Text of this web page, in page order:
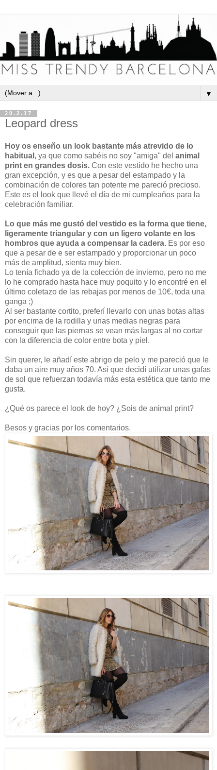
▼
20.2.17
Leopard dress
Hoy os enseño un look bastante más atrevido de lo
habitual, ya que como sabéis no soy "amiga" del animal
print en grandes dosis. Con este vestido he hecho una
gran excepción, y es que a pesar del estampado y la
combinación de colores tan potente me pareció precioso.
Este es el look que llevé el día de mi cumpleaños para la
celebración familiar.
Lo que más me gustó del vestido es la forma que tiene,
ligeramente triangular y con un ligero volante en los
hombros que ayuda a compensar la cadera. Es por eso
que a pesar de e ser estampado y proporcionar un poco
más de amplitud, sienta muy bien.
Lo tenía fichado ya de la colección de invierno, pero no me
lo he comprado hasta hace muy poquito y lo encontré en el
último coletazo de las rebajas por menos de 10€, toda una
ganga ;)
Al ser bastante cortito, preferí llevarlo con unas botas altas
por encima de la rodilla y unas medias negras para
conseguir que las piernas se vean más largas al no cortar
con la diferencia de color entre bota y piel.
Sin querer, le añadí este abrigo de pelo y me pareció que le
daba un aire muy años 70. Así que decidí utilizar unas gafas
de sol que refuerzan todavía más esta estética que tanto me
gusta.
¿Qué os parece el look de hoy? ¿Sois de animal print?
Besos y gracias por los comentarios.